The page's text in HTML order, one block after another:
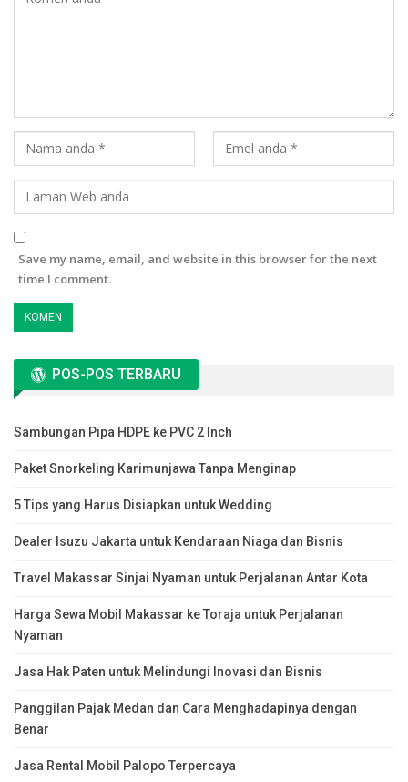
Save my name, email, and website in this browser for the next
time I comment.
POS-POS TERBARU
Sambungan Pipa HDPE ke PVC 2 Inch
Paket Snorkeling Karimunjawa Tanpa Menginap
5 Tips yang Harus Disiapkan untuk Wedding
Dealer Isuzu Jakarta untuk Kendaraan Niaga dan Bisnis
Travel Makassar Sinjai Nyaman untuk Perjalanan Antar Kota
Harga Sewa Mobil Makassar ke Toraja untuk Perjalanan
Nyaman
Jasa Hak Paten untuk Melindungi Inovasi dan Bisnis
Panggilan Pajak Medan dan Cara Menghadapinya dengan
Benar
Jasa Rental Mobil Palopo Terpercaya